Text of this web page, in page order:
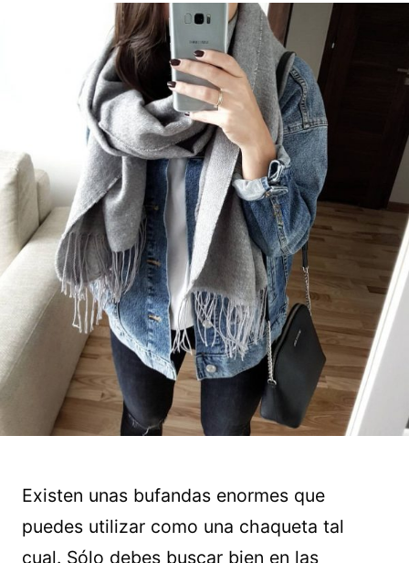
Existen unas bufandas enormes que
puedes utilizar como una chaqueta tal
cual. Sólo debes buscar bien en las